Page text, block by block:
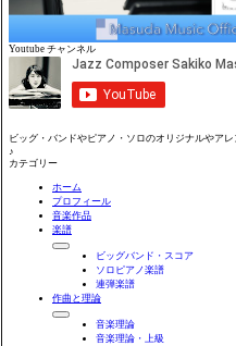
Youtube チャンネル
ビッグ・バンドやピアノ・ソロのオリジナルやア
♪
カテゴリー
ホーム
プロフィール
音楽作品
楽譜
ビッグバンド・スコア
ソロピアノ楽譜
連弾楽譜
作曲と理論
音楽理論
音楽理論・上級